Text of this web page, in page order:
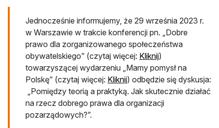
Jednocześnie informujemy, że 29 września 2023 r.
w Warszawie w trakcie konferencji pn. „Dobre
prawo dla zorganizowanego społeczeństwa
obywatelskiego” (czytaj więcej: Kliknijotwiera się w
)
towarzyszącej wydarzeniu „Mamy pomysł na
Polskę” (czytaj więcej: Kliknijotwiera się w nowej karcie
) odbędzie się dyskusja:
„Pomiędzy teorią a praktyką. Jak skutecznie działać
na rzecz dobrego prawa dla organizacji
pozarządowych?”.